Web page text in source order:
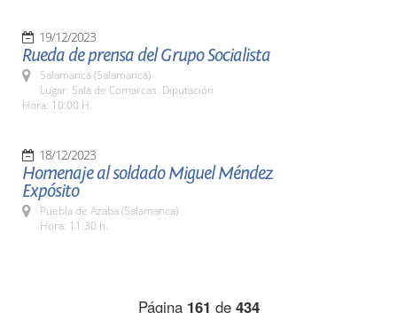
19/12/2023
Rueda de prensa del Grupo Socialista
Salamanca (Salamanca)
Lugar: Sala de Comarcas. Diputación
Hora: 10:00 H.
18/12/2023
Homenaje al soldado Miguel Méndez
Expósito
Puebla de Azaba (Salamanca)
Hora: 11:30 h.
Página 161 de 434